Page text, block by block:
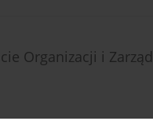
Organizacji i